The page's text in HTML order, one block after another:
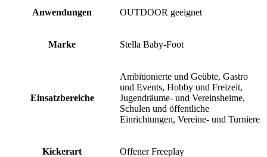
Anwendungen OUTDOOR geeignet
Marke Stella Baby-Foot
Einsatzbereiche
Ambitionierte und Geübte, Gastro
und Events, Hobby und Freizeit,
Jugendräume- und Vereinsheime,
Schulen und öffentliche
Einrichtungen, Vereine- und Turniere
Kickerart Offener Freeplay